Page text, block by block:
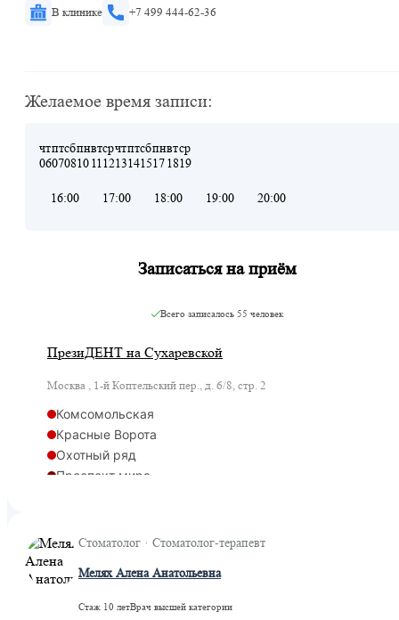
В клинике +7 499 444-62-36
Желаемое время записи:
чт
06
пт
07
сб
08
пн
10
вт
11
ср
12
чт
13
пт
14
сб
15
пн
17
вт
18
ср
19
16:00 17:00 18:00 19:00 20:00
Записаться на приём
Всего записалось 55 человек
ПрезиДЕНТ на Сухаревской
Москва , 1-й Коптельский пер., д. 6/8, стр. 2
Комсомольская
Красные Ворота
Охотный ряд
Проспект мира
Сухаревская
Рижская
Стоматолог · Стоматолог-терапевт
Мелях Алена Анатольевна
Стаж 10 летВрач высшей категории